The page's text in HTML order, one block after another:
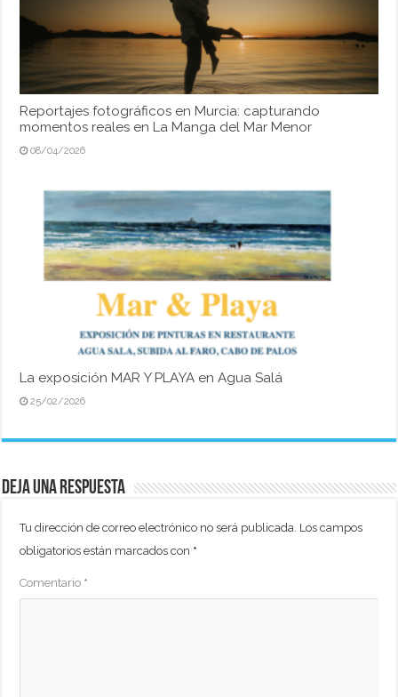
Reportajes fotográficos en Murcia: capturando
momentos reales en La Manga del Mar Menor
08/04/2026
La exposición MAR Y PLAYA en Agua Salá
25/02/2026
Deja una respuesta
Tu dirección de correo electrónico no será publicada. Los campos
obligatorios están marcados con *
Comentario *